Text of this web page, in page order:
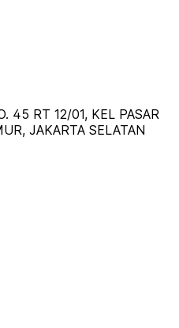
12/01, KEL PASAR
JAKARTA SELATAN